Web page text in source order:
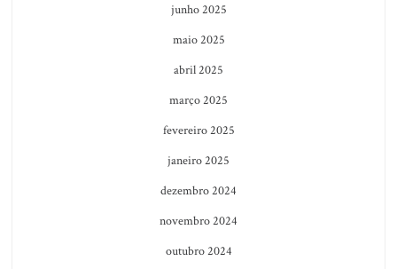
junho 2025
maio 2025
abril 2025
março 2025
fevereiro 2025
janeiro 2025
dezembro 2024
novembro 2024
outubro 2024